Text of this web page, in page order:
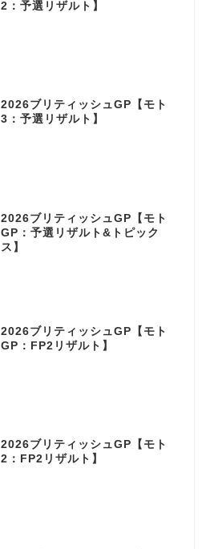
2：予選リザルト】
2026ブリティッシュGP【モト
3：予選リザルト】
2026ブリティッシュGP【モト
GP：予選リザルト&トピック
ス】
2026ブリティッシュGP【モト
GP：FP2リザルト】
2026ブリティッシュGP【モト
2：FP2リザルト】